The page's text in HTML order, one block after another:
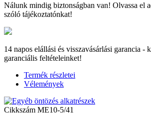
Nálunk mindig biztonságban van! Olvassa el
szóló tájékoztatónkat!
14 napos elállási és visszavásárlási garancia -
garanciális feltételeinket!
Termék részletei
Vélemények
Cikkszám ME10-5/41